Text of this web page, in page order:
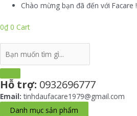
Skip
content
Chào mừng bạn đã đến với Facare !
0₫ 0 Cart
Hỗ trợ: 0932696777
Email: tinhdaufacare1979@gmail.com
Danh mục sản phẩm